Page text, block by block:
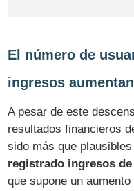
El número de
ingresos aumentan
A pesar de este
resultados financieros
sido más que
registrado ingresos
que supone un